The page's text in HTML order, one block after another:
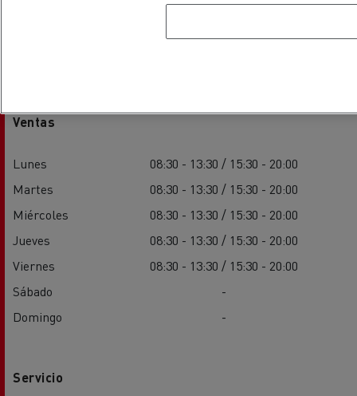
Ventas
Lunes
08:30 - 13:30 / 15:30 - 20:00
Martes
08:30 - 13:30 / 15:30 - 20:00
Miércoles
08:30 - 13:30 / 15:30 - 20:00
Jueves
08:30 - 13:30 / 15:30 - 20:00
Viernes
08:30 - 13:30 / 15:30 - 20:00
Sábado
-
Domingo
-
Servicio